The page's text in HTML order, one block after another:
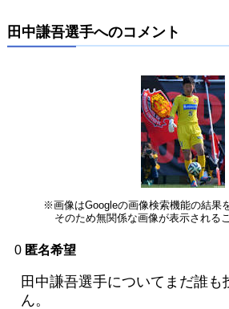
田中謙吾選手へのコメント
※画像はGoogleの画像検索機能の結果
そのため無関係な画像が表示される
0 匿名希望
田中謙吾選手についてまだ誰も
ん。